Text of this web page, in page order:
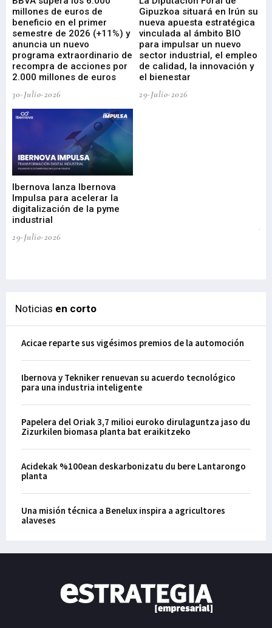
millones de euros de
beneficio en el primer
semestre de 2026 (+11%) y
anuncia un nuevo
programa extraordinario de
recompra de acciones por
2.000 millones de euros
30-Julio-2026
Gipuzkoa situará en Irún su
nueva apuesta estratégica
vinculada al ámbito BIO
para impulsar un nuevo
sector industrial, el empleo
de calidad, la innovación y
el bienestar
29-Julio-2026
Ibernova lanza Ibernova
Impulsa para acelerar la
digitalización de la pyme
industrial
29-Julio-2026
Noticias en corto
Acicae reparte sus vigésimos premios de la automoción
Ibernova y Tekniker renuevan su acuerdo tecnológico
para una industria inteligente
Papelera del Oriak 3,7 milioi euroko dirulaguntza jaso du
Zizurkilen biomasa planta bat eraikitzeko
Acidekak %100ean deskarbonizatu du bere Lantarongo
planta
Una misión técnica a Benelux inspira a agricultores
alaveses